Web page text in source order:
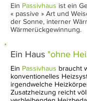
Ein Passivhaus ist ein
« passive » Art und
der Sonne, interner
Wärmerückgewinnung.
Ein Haus "ohne
Ein Passivhaus braucht
konventionelles
irgendwelche
Zusatzheizung reicht